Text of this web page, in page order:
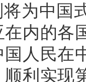
将为中国
内的各
人民在
顺利实现